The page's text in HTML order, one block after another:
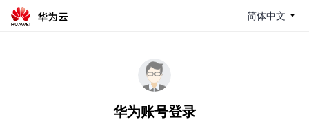
简体中文
华为账号登录